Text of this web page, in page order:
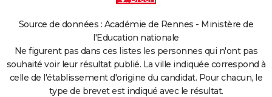
Source de données : Académie de Rennes - Ministère de
l'Education nationale
Ne figurent pas dans ces listes les personnes qui n'ont pas
souhaité voir leur résultat publié. La ville indiquée correspond à
celle de l'établissement d'origine du candidat. Pour chacun, le
type de brevet est indiqué avec le résultat.